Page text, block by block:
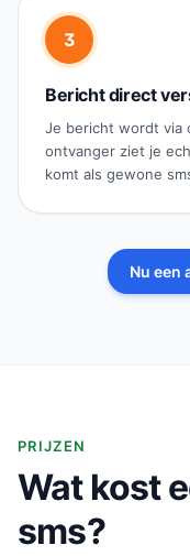
3
Bericht direct
Je bericht wordt via
ontvanger ziet je
komt als gewone
Nu een
PRIJZEN
Wat kost
sms?